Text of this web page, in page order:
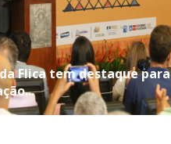
Flica tem destaque para